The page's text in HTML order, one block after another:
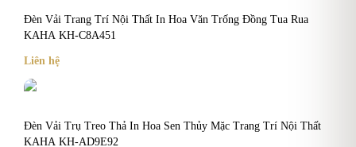
Đèn Vải Trang Trí Nội Thất In Hoa Văn Trống Đồng Tua Rua
KAHA KH-C8A451
Liên hệ
Đèn Vải Trụ Treo Thả In Hoa Sen Thủy Mặc Trang Trí Nội Thất
KAHA KH-AD9E92